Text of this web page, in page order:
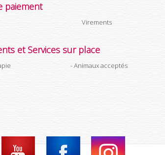
paiement
Virements
et Services sur place
Animaux acceptés